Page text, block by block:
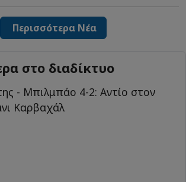
Περισσότερα Νέα
στο διαδίκτυο